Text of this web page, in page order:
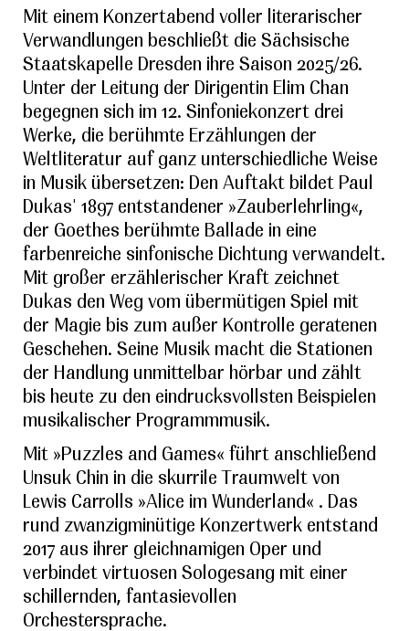
Mit einem Konzertabend voller literarischer
Verwandlungen beschließt die Sächsische
Staatskapelle Dresden ihre Saison 2025/26.
Unter der Leitung der Dirigentin Elim Chan
begegnen sich im 12. Sinfoniekonzert drei
Werke, die berühmte Erzählungen der
Weltliteratur auf ganz unterschiedliche Weise
in Musik übersetzen: Den Auftakt bildet Paul
Dukas' 1897 entstandener »Zauberlehrling«,
der Goethes berühmte Ballade in eine
farbenreiche sinfonische Dichtung verwandelt.
Mit großer erzählerischer Kraft zeichnet
Dukas den Weg vom übermütigen Spiel mit
der Magie bis zum außer Kontrolle geratenen
Geschehen. Seine Musik macht die Stationen
der Handlung unmittelbar hörbar und zählt
bis heute zu den eindrucksvollsten Beispielen
musikalischer Programmmusik.
Mit »Puzzles and Games« führt anschließend
Unsuk Chin in die skurrile Traumwelt von
Lewis Carrolls »Alice im Wunderland« . Das
rund zwanzigminütige Konzertwerk entstand
2017 aus ihrer gleichnamigen Oper und
verbindet virtuosen Sologesang mit einer
schillernden, fantasievollen
Orchestersprache.